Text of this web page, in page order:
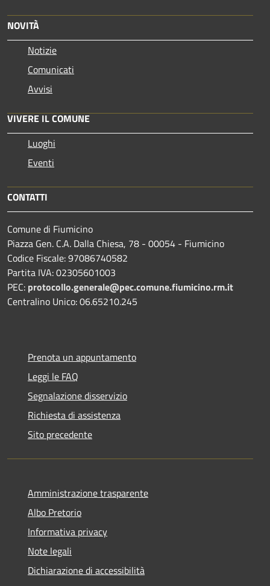
NOVITÀ
Notizie
Comunicati
Avvisi
VIVERE IL COMUNE
Luoghi
Eventi
CONTATTI
Comune di Fiumicino
Piazza Gen. C.A. Dalla Chiesa, 78 - 00054 - Fiumicino
Codice Fiscale: 97086740582
Partita IVA: 02305601003
PEC: protocollo.generale@pec.comune.fiumicino.rm.it
Centralino Unico: 06.65210.245
Prenota un appuntamento
Leggi le FAQ
Segnalazione disservizio
Richiesta di assistenza
Sito precedente
Amministrazione trasparente
Albo Pretorio
Informativa privacy
Note legali
Dichiarazione di accessibilità